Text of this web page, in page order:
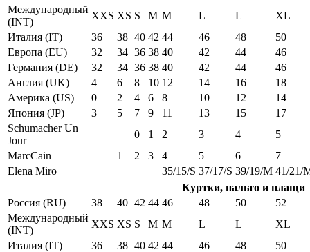
Международный
(INT)
XXS XS S M M L L
XL
Италия (IT)
36 38 40 42 44 46 48
50
Европа (EU)
32 34 36 38 40 42 44
46
Германия (DE)
32 34 36 38 40 42 44
46
Англия (UK)
4 6 8 10 12 14 16
18
Америка (US)
0 2 4 6 8 10 12
14
Япония (JP)
3 5 7 9 11 13 15
17
Schumacher Un
Jour
0 1 2 3 4
5
MarcCain
1 2 3 4 5 6
7
Elena Miro
35/15/S 37/17/S 39/19/M 41/21/
Куртки, пальто и плащи
Россия (RU)
38 40 42 44 46 48 50
52
Международный
(INT)
XXS XS S M M L L
XL
Италия (IT)
36 38 40 42 44 46 48
50